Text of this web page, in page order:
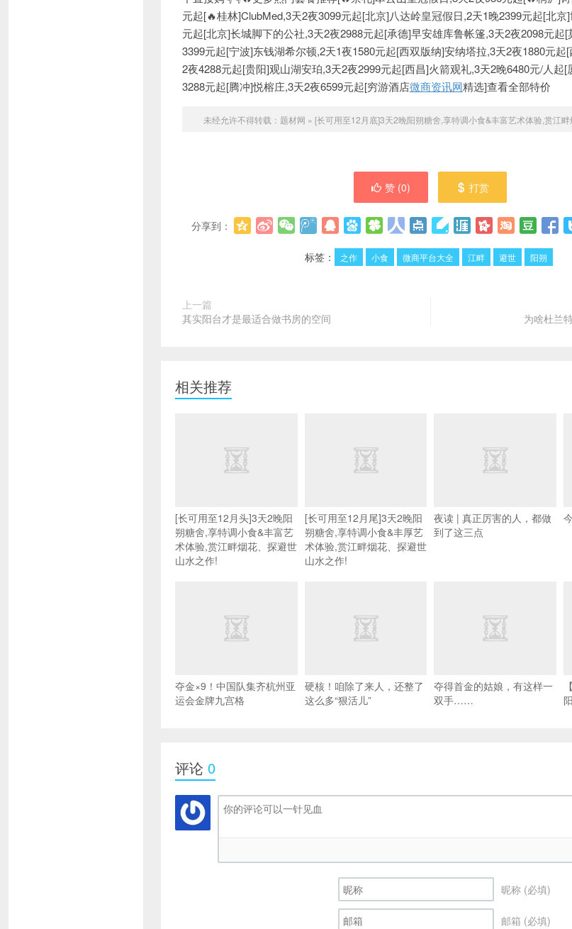
元起[🔥桂林]ClubMed,3天2夜3099元起[北京]八达岭皇冠假日,2天1晚2399元起[北京
元起[北京]长城脚下的公社,3天2夜2988元起[承德]早安雄库鲁帐篷,3天2夜2098元起
3399元起[宁波]东钱湖希尔顿,2天1夜1580元起[西双版纳]安纳塔拉,3天2夜1880元起
2夜4288元起[贵阳]观山湖安珀,3天2夜2999元起[西昌]火箭观礼,3天2晚6480元/人起[
3288元起[腾冲]悦榕庄,3天2夜6599元起[穷游酒店微商资讯网精选]查看全部特价
未经允许不得转载： 题材网 » [长可用至12月底]3天2晚阳朔糖舍,享特调小食&丰富艺术体验,赏江
赞 (0) 打赏
分享到：
标签： 之作 小食 微商平台大全 江畔 避世 阳朔
上一篇
其实阳台才是最适合做书房的空间
为啥杜兰
相关推荐
[长可用至12月头]3天2晚阳
朔糖舍,享特调小食&丰富艺
术体验,赏江畔烟花、探避世
山水之作!
[长可用至12月尾]3天2晚阳
朔糖舍,享特调小食&丰厚艺
术体验,赏江畔烟花、探避世
山水之作!
夜读 | 真正厉害的人，都做
到了这三点
夺金×9！中国队集齐杭州亚
运会金牌九宫格
硬核！咱除了来人，还整了
这么多“狠活儿”
夺得首金的姑娘，有这样一
双手……
评论 0
昵称 (必填)
邮箱 (必填)